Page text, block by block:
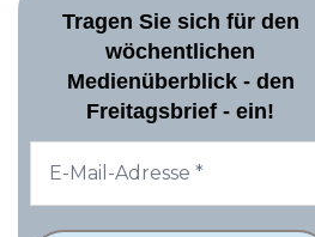
Tragen Sie sich für den
wöchentlichen
Medienüberblick - den
Freitagsbrief - ein!